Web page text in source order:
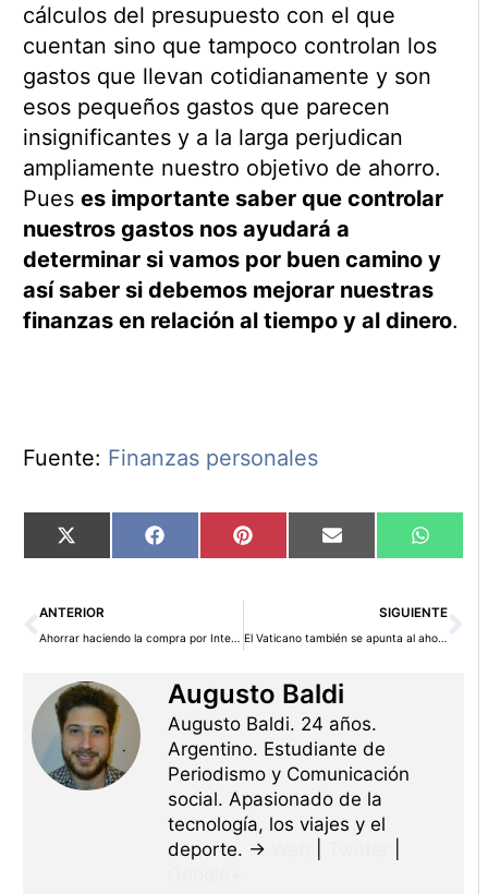
cálculos del presupuesto con el que
cuentan sino que tampoco controlan los
gastos que llevan cotidianamente y son
esos pequeños gastos que parecen
insignificantes y a la larga perjudican
ampliamente nuestro objetivo de ahorro.
Pues es importante saber que controlar
nuestros gastos nos ayudará a
determinar si vamos por buen camino y
así saber si debemos mejorar nuestras
finanzas en relación al tiempo y al dinero.
Fuente: Finanzas personales
Compartir
en
X
(Twitter)
Compartir
en
Facebook Compartir
en
Pinterest Compartir
en
Email
en
Ant
ANTERIOR
Ahorrar haciendo la compra por Internet
SIGUIENTE
El Vaticano también se apunta al ahorro energético
Augusto Baldi
Augusto Baldi. 24 años.
Argentino. Estudiante de
Periodismo y Comunicación
social. Apasionado de la
tecnología, los viajes y el
deporte. →